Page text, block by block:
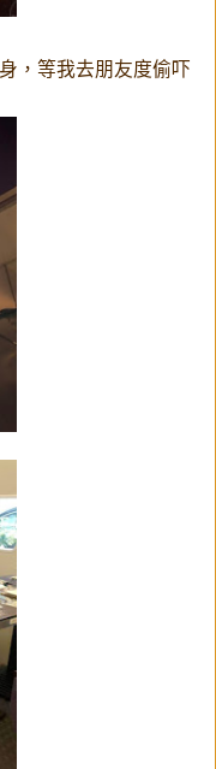
，等我去朋友度偷吓